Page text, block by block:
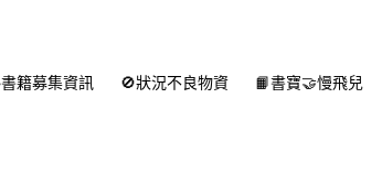
籍募集資訊 🚫狀況不良物資 📙書寶🤝慢飛兒